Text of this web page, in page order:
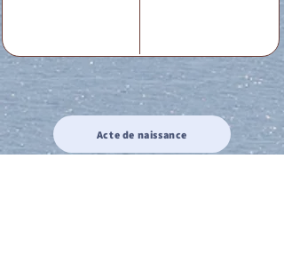
Acte de naissance